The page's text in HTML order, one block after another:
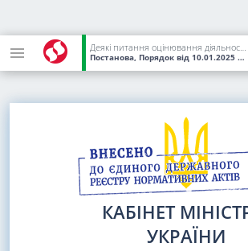
Деякі питання оцінювання діяльності наглядової ради та звітування про роботу наглядової ради державного унітарного підприємства, господарського товариства, у статутному капіталі якого більше 50 відсотків акцій (часток) належать державі
Постанова, Порядок від 10.01.2025 №
КАБІНЕТ
УКРАЇНИ